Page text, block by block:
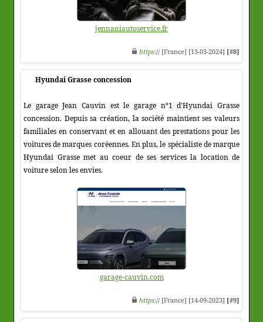
jennaniautoservice.fr
https:// [France] [13-03-2024] [#8]
Hyundai Grasse concession
Le garage Jean Cauvin est le garage n°1 d'Hyundai Grasse
concession. Depuis sa création, la société maintient ses valeurs
familiales en conservant et en allouant des prestations pour les
voitures de marques coréennes. En plus, le spécialiste de marque
Hyundai Grasse met au coeur de ses services la location de
voiture selon les envies.
garage-cauvin.com
https:// [France] [14-09-2023] [#9]